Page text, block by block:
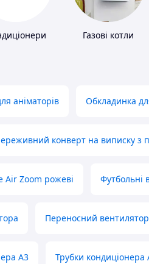
Газові котли
аніматорів Обкладинка
конверт на виписку з
Air Zoom рожеві Футбольні
Переносний
А3 Трубки